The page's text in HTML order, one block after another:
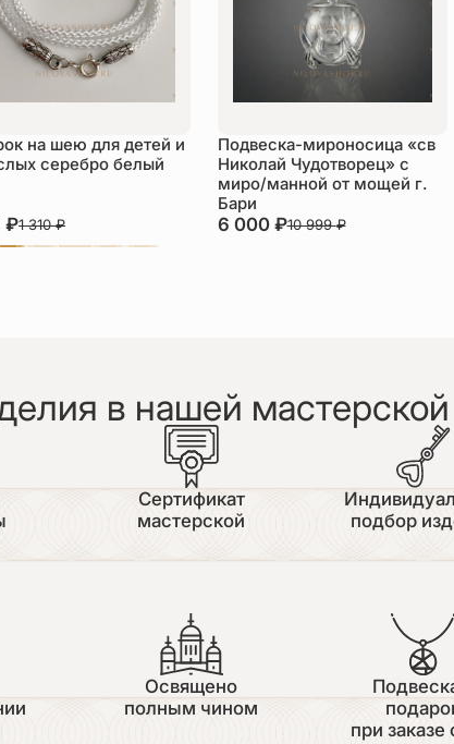
на шею для детей и
серебро белый
₽1 310₽
Подвеска-мироносица «св
Николай Чудотворец» с
миро/манной от мощей г.
Бари
6 000 ₽10 999₽
в нашей мастерской
Сертификат
мастерской
подбор
Освящено
полным чином
при заказе